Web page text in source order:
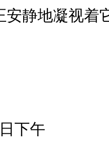
安静地凝视着
下午